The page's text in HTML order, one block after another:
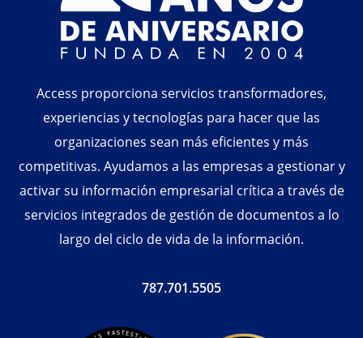
Access proporciona servicios transformadores,
experiencias y tecnologías para hacer que las
organizaciones sean más eficientes y más
competitivas. Ayudamos a las empresas a gestionar y
activar su información empresarial crítica a través de
servicios integrados de gestión de documentos a lo
largo del ciclo de vida de la información.
787.701.5505